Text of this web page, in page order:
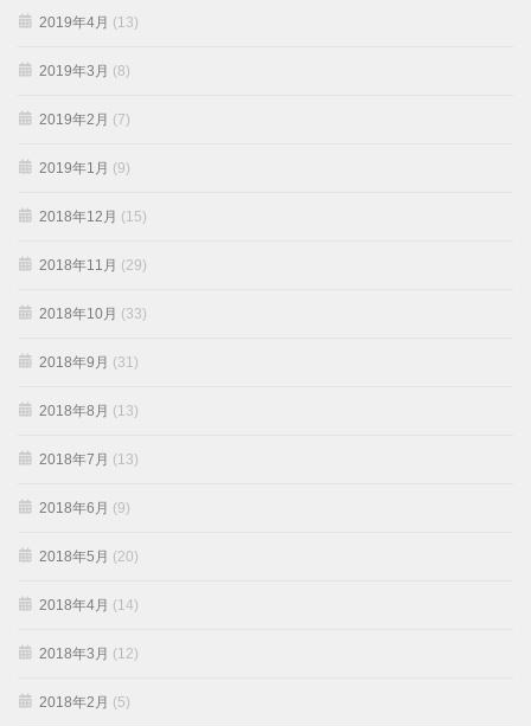
2019年4月 (13)
2019年3月 (8)
2019年2月 (7)
2019年1月 (9)
2018年12月 (15)
2018年11月 (29)
2018年10月 (33)
2018年9月 (31)
2018年8月 (13)
2018年7月 (13)
2018年6月 (9)
2018年5月 (20)
2018年4月 (14)
2018年3月 (12)
2018年2月 (5)